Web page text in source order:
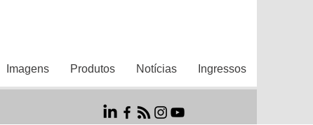
Imagens Produtos Notícias Ingressos